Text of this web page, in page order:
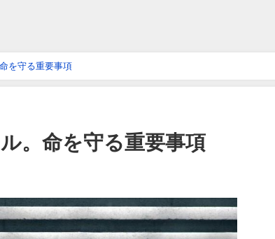
を守る重要事項
。命を守る重要事項